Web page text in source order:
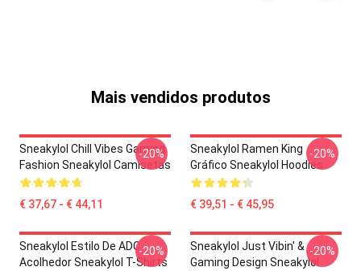
Mais vendidos produtos
Sneakylol Chill Vibes Gaming
Fashion Sneakylol Camisetas
€ 37,67 - € 44,11
-20%
Sneakylol Ramen King
Gráfico Sneakylol Hoodies
€ 39,51 - € 45,95
-20%
Sneakylol Estilo De ADC
Acolhedor Sneakylol T-Shirts
-20%
Sneakylol Just Vibin' &
Gaming Design Sneakylol
-20%